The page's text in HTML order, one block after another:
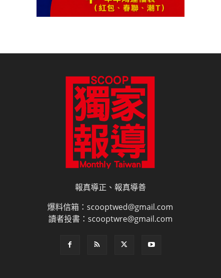
報真導正、報真導善
爆料信箱：scooptwed@gmail.com
讀者投書：scooptwre@gmail.com